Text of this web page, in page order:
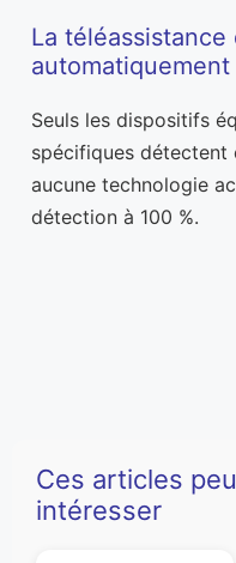
La
Seuls les dispositifs
spécifiques détectent
aucune technologie
détection à 100 %.
Ces articles
intéresser